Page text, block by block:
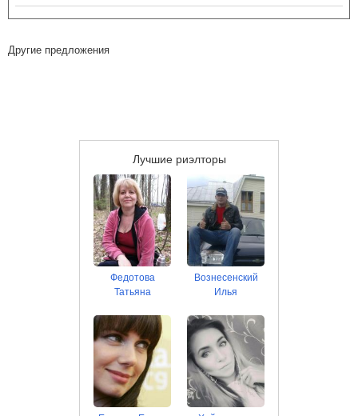
Другие предложения
Лучшие риэлторы
Федотова
Татьяна
Вознесенский
Илья